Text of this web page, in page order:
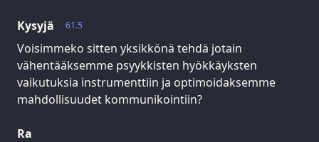
61.5
Kysyjä
Voisimmeko sitten yksikkönä tehdä jotain
vähentääksemme psyykkisten hyökkäyksten
vaikutuksia instrumenttiin ja optimoidaksemme
mahdollisuudet kommunikointiin?
Ra